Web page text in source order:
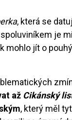
, která se
je
mohlo jít o pouhý
až Cikánský
, který měl